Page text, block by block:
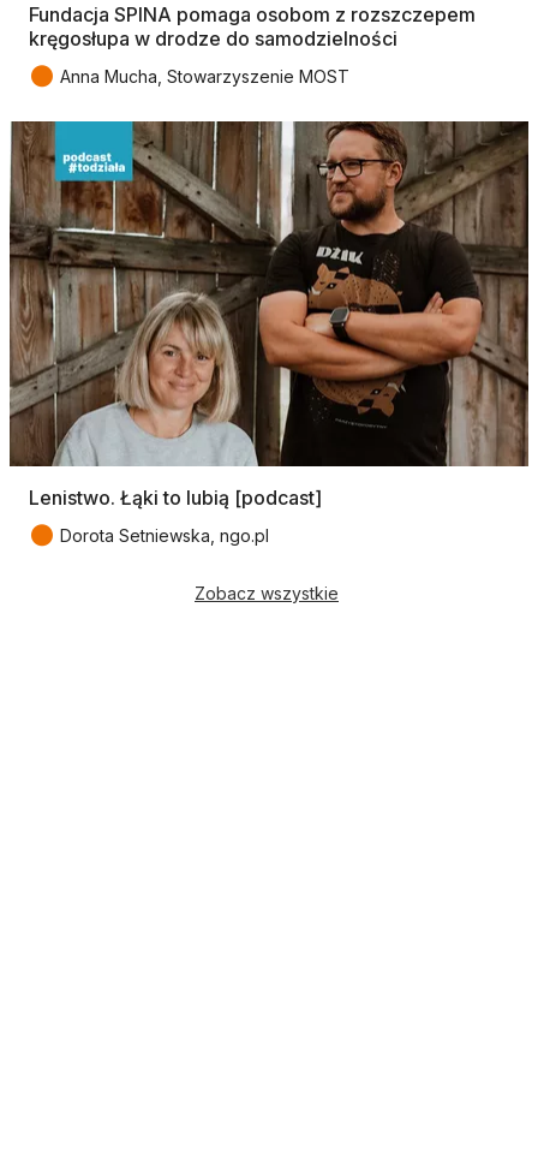
Fundacja SPINA pomaga osobom z rozszczepem
kręgosłupa w drodze do samodzielności
● Anna Mucha, Stowarzyszenie MOST
Lenistwo. Łąki to lubią [podcast]
● Dorota Setniewska, ngo.pl
Zobacz wszystkie